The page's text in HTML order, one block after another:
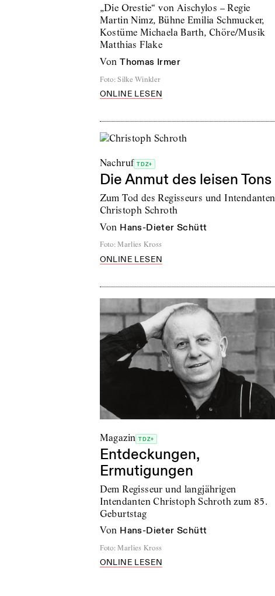
„Die Orestie“ von Aischylos – Regie
Martin Nimz, Bühne Emilia Schmucker,
Kostüme Michaela Barth, Chöre/Musik
Matthias Flake
von Thomas Irmer
Foto: Silke Winkler
ONLINE LESEN
Nachruf TDZ+
Die Anmut des leisen Tons
Zum Tod des Regisseurs und Intendanten
Christoph Schroth
von Hans-Dieter Schütt
Foto: Marlies Kross
ONLINE LESEN
Magazin TDZ+
Entdeckungen,
Ermutigungen
Dem Regisseur und langjährigen
Intendanten Christoph Schroth zum 85.
Geburtstag
von Hans-Dieter Schütt
Foto: Marlies Kross
ONLINE LESEN